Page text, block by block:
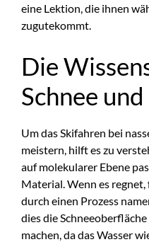
eine Lektion, die ihnen
zugutekommt.
Die
Schnee
Um das Skifahren bei
meistern, hilft es zu
auf molekularer Ebene
Material. Wenn es
durch einen Prozess
dies die
machen, da das Wasser